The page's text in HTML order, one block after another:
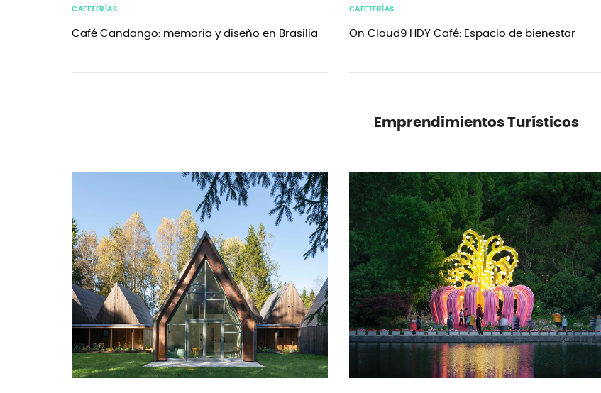
CAFETERÍAS
Café Candango: memoria y diseño en Brasilia
CAFETERÍAS
On Cloud9 HDY Café: Espacio de bienestar
EmprendimientosTurísticos